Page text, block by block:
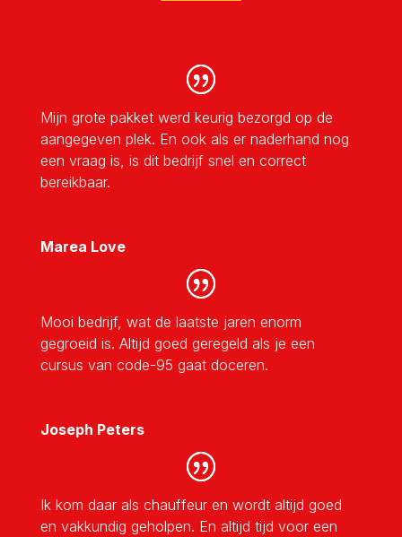
Mijn grote pakket werd keurig bezorgd op de
aangegeven plek. En ook als er naderhand nog
een vraag is, is dit bedrijf snel en correct
bereikbaar.
Marea Love
Mooi bedrijf, wat de laatste jaren enorm
gegroeid is. Altijd goed geregeld als je een
cursus van code-95 gaat doceren.
Joseph Peters
Ik kom daar als chauffeur en wordt altijd goed
en vakkundig geholpen. En altijd tijd voor een